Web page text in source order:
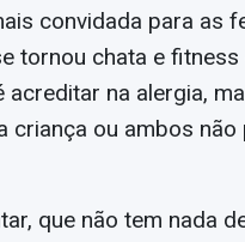
convidada para as
tornou chata e
na alergia,
criança ou ambos
que não tem nada